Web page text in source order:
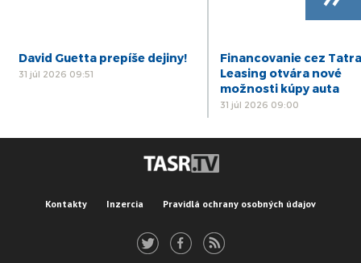
David Guetta prepíše dejiny!
31 júl 2026 09:51
Financovanie cez Tatra
Leasing otvára nové
možnosti kúpy auta
31 júl 2026 09:00
Kontakty Inzercia Pravidlá ochrany osobných údajov